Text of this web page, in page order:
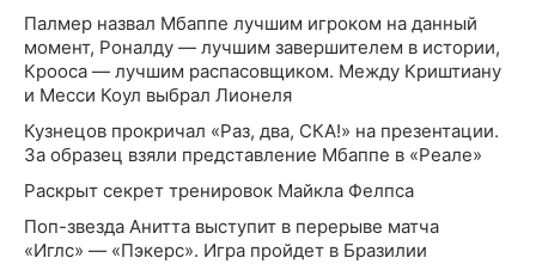
Палмер назвал Мбаппе лучшим игроком на данный
момент, Роналду — лучшим завершителем в истории,
Крооса — лучшим распасовщиком. Между Криштиану
и Месси Коул выбрал Лионеля
Кузнецов прокричал «Раз, два, СКА!» на презентации.
За образец взяли представление Мбаппе в «Реале»
Раскрыт секрет тренировок Майкла Фелпса
Поп-звезда Анитта выступит в перерыве матча
«Иглс» — «Пэкерс». Игра пройдет в Бразилии